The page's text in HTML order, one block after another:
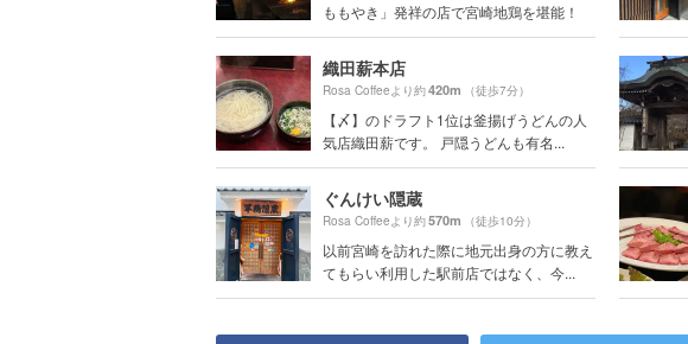
ももやき」発祥の店で宮崎地鶏を堪能！
織田薪本店
Rosa Coffeeより約420m （徒歩7分）
【〆】のドラフト1位は釜揚げうどんの人
気店織田薪です。 戸隠うどんも有名...
ぐんけい隠蔵
Rosa Coffeeより約570m （徒歩10分）
以前宮崎を訪れた際に地元出身の方に教え
てもらい利用した駅前店ではなく、今...